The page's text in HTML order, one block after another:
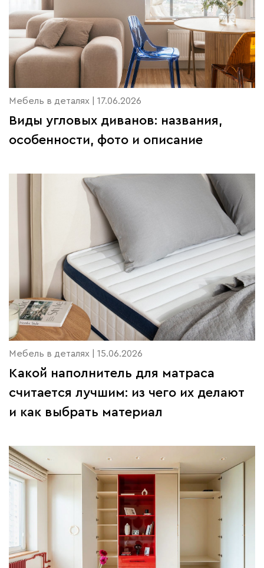
Мебель в деталях | 17.06.2026
Виды угловых диванов: названия,
особенности, фото и описание
Мебель в деталях | 15.06.2026
Какой наполнитель для матраса
считается лучшим: из чего их делают
и как выбрать материал